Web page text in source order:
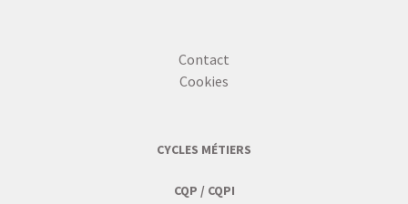
Contact
Cookies
CYCLES MÉTIERS
CQP / CQPI